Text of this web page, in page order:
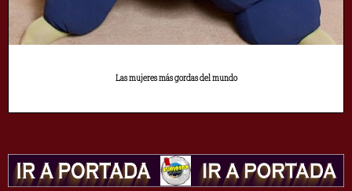
Las mujeres más gordas del mundo